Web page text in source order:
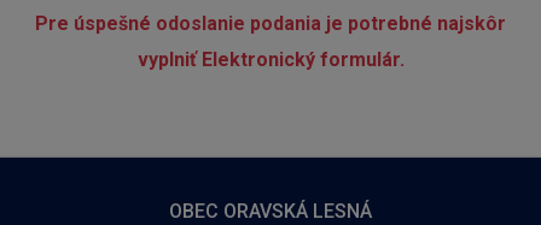
Pre úspešné odoslanie podania je potrebné najskôr
vyplniť Elektronický formulár.
OBEC ORAVSKÁ LESNÁ